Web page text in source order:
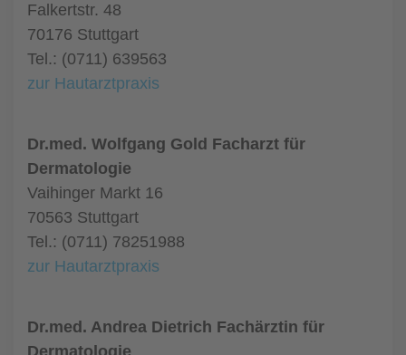
Falkertstr. 48
70176 Stuttgart
Tel.: (0711) 639563
zur Hautarztpraxis
Dr.med. Wolfgang Gold Facharzt für
Dermatologie
Vaihinger Markt 16
70563 Stuttgart
Tel.: (0711) 78251988
zur Hautarztpraxis
Dr.med. Andrea Dietrich Fachärztin für
Dermatologie